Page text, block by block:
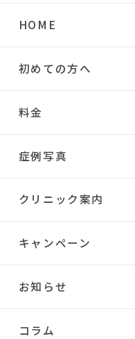
HOME
初めての方へ
料金
症例写真
クリニック案内
キャンペーン
お知らせ
コラム